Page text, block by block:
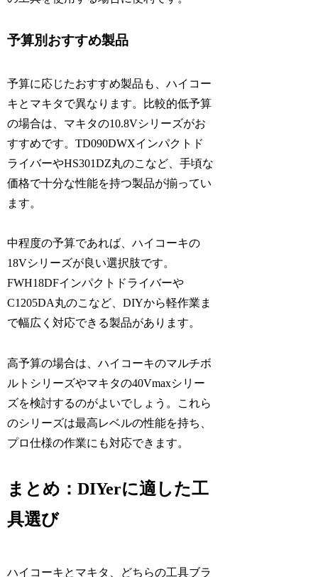
予算別おすすめ製品
予算に応じたおすすめ製品も、ハイコー
キとマキタで異なります。比較的低予算
の場合は、マキタの10.8Vシリーズがお
すすめです。TD090DWXインパクトド
ライバーやHS301DZ丸のこなど、手頃な
価格で十分な性能を持つ製品が揃ってい
ます。
中程度の予算であれば、ハイコーキの
18Vシリーズが良い選択肢です。
FWH18DFインパクトドライバーや
C1205DA丸のこなど、DIYから軽作業ま
で幅広く対応できる製品があります。
高予算の場合は、ハイコーキのマルチボ
ルトシリーズやマキタの40Vmaxシリー
ズを検討するのがよいでしょう。これら
のシリーズは最高レベルの性能を持ち、
プロ仕様の作業にも対応できます。
まとめ：DIYerに適した工
具選び
ハイコーキとマキタ、どちらの工具ブラ